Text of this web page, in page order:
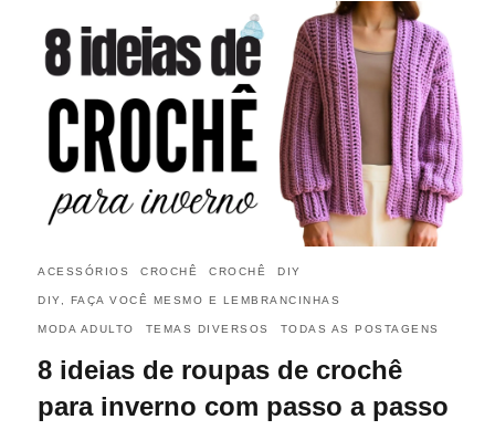
ACESSÓRIOS CROCHÊ CROCHÊ DIY
DIY, FAÇA VOCÊ MESMO E LEMBRANCINHAS
MODA ADULTO TEMAS DIVERSOS TODAS AS POSTAGENS
8 ideias de roupas de crochê
para inverno com passo a passo